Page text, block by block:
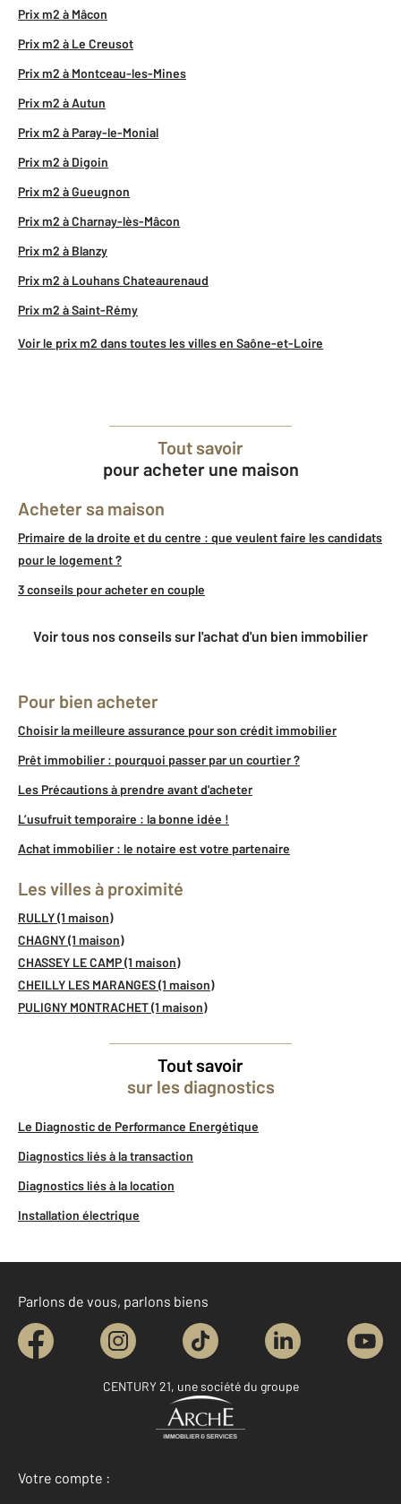
Prix m2 à Mâcon
Prix m2 à Le Creusot
Prix m2 à Montceau-les-Mines
Prix m2 à Autun
Prix m2 à Paray-le-Monial
Prix m2 à Digoin
Prix m2 à Gueugnon
Prix m2 à Charnay-lès-Mâcon
Prix m2 à Blanzy
Prix m2 à Louhans Chateaurenaud
Prix m2 à Saint-Rémy
Voir le prix m2 dans toutes les villes en Saône-et-Loire
Tout savoir
pour acheter une maison
Acheter sa maison
Primaire de la droite et du centre : que veulent faire les candidats
pour le logement ?
3 conseils pour acheter en couple
Voir tous nos conseils sur l'achat d'un bien immobilier
Pour bien acheter
Choisir la meilleure assurance pour son crédit immobilier
Prêt immobilier : pourquoi passer par un courtier ?
Les Précautions à prendre avant d'acheter
L’usufruit temporaire : la bonne idée !
Achat immobilier : le notaire est votre partenaire
Les villes à proximité
RULLY (1 maison)
CHAGNY (1 maison)
CHASSEY LE CAMP (1 maison)
CHEILLY LES MARANGES (1 maison)
PULIGNY MONTRACHET (1 maison)
Tout savoir
sur les diagnostics
Le Diagnostic de Performance Energétique
Diagnostics liés à la transaction
Diagnostics liés à la location
Installation électrique
Parlons de vous, parlons biens
CENTURY 21, une société du groupe
Votre compte :